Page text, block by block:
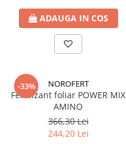
Erbicide
Fertilizanți foliari
Insecticide
Fertilizanți foliari
CORIANDRU
Biostimulatori
Fertilizanți foliari
Dezinfectant sol
Insecticide
Fungicide
Biostimulatori
ADAUGA IN COS
-33% NOROFERT
Fertilizant foliar POWER MIX
AMINO
366,30 Lei
244,20 Lei